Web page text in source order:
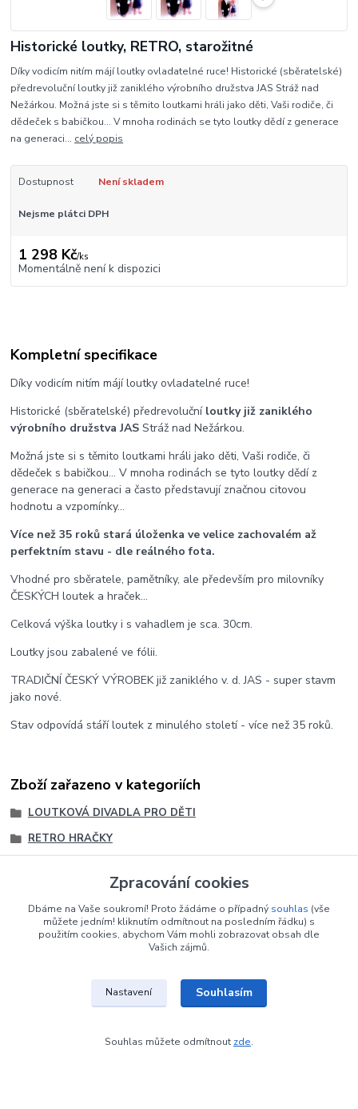
Historické loutky, RETRO, starožitné
Díky vodicím nitím májí loutky ovladatelné ruce! Historické (sběratelské)
předrevoluční loutky již zaniklého výrobního družstva JAS Stráž nad
Nežárkou. Možná jste si s těmito loutkami hráli jako děti, Vaši rodiče, či
dědeček s babičkou... V mnoha rodinách se tyto loutky dědí z generace
na generaci... celý popis
Dostupnost Není skladem
Nejsme plátci DPH
1 298 Kč/ks
Momentálně není k dispozici
Kompletní specifikace
Díky vodicím nitím májí loutky ovladatelné ruce!
Historické (sběratelské) předrevoluční loutky již zaniklého
výrobního družstva JASStráž nad Nežárkou.
Možná jste si s těmito loutkami hráli jako děti, Vaši rodiče, či
dědeček s babičkou... V mnoha rodinách se tyto loutky dědí z
generace na generaci a často představují značnou citovou
hodnotu a vzpomínky...
Více než 35 roků stará úloženka ve velice zachovalém až
perfektním stavu - dle reálného fota.
Vhodné pro sběratele, pamětníky, ale především pro milovníky
ČESKÝCH loutek a hraček...
Celková výška loutky i s vahadlem je sca. 30cm.
Loutky jsou zabalené ve fólii.
TRADIČNÍ ČESKÝ VÝROBEK již zaniklého v. d. JAS - super stavm
jako nové.
Stav odpovídá stáří loutek z minulého století - více než 35 roků.
Zboží zařazeno v kategoriích
LOUTKOVÁ DIVADLA PRO DĚTI
RETRO HRAČKY
ANTIK/RETRO - LOUTKY a DIVADLA
LOUTKY
Loutky JAS Stráž nad Nežárkou
Zpracování cookies
Dbáme na Vaše soukromí! Proto žádáme o případný souhlas (vše
můžete jedním! kliknutím odmítnout na posledním řádku) s
použitím cookies, abychom Vám mohli zobrazovat obsah dle
Vašich zájmů.
Nastavení Souhlasím
Souhlas můžete odmítnout zde.